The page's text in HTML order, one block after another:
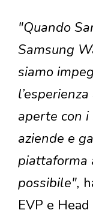
"Quando
Samsung
siamo
aperte con
aziende e
piattaforma
possibile",
EVP e